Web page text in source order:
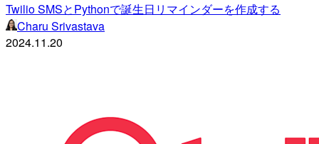
Twilio SMSとPythonで誕生日リマインダーを作成する
Charu Srivastava
2024.11.20